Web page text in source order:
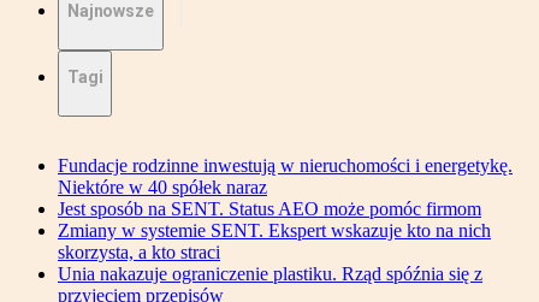
Najnowsze
Tagi
Fundacje rodzinne inwestują w nieruchomości i energetykę.
Niektóre w 40 spółek naraz
Jest sposób na SENT. Status AEO może pomóc firmom
Zmiany w systemie SENT. Ekspert wskazuje kto na nich
skorzysta, a kto straci
Unia nakazuje ograniczenie plastiku. Rząd spóźnia się z
przyjęciem przepisów